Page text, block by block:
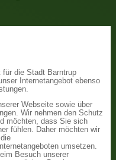
für die Stadt Barntrup
Internetangebot ebenso
Webseite sowie über
Wir nehmen den Schutz
möchten, dass Sie sich
fühlen. Daher möchten wir
umsetzen.
Besuch unserer